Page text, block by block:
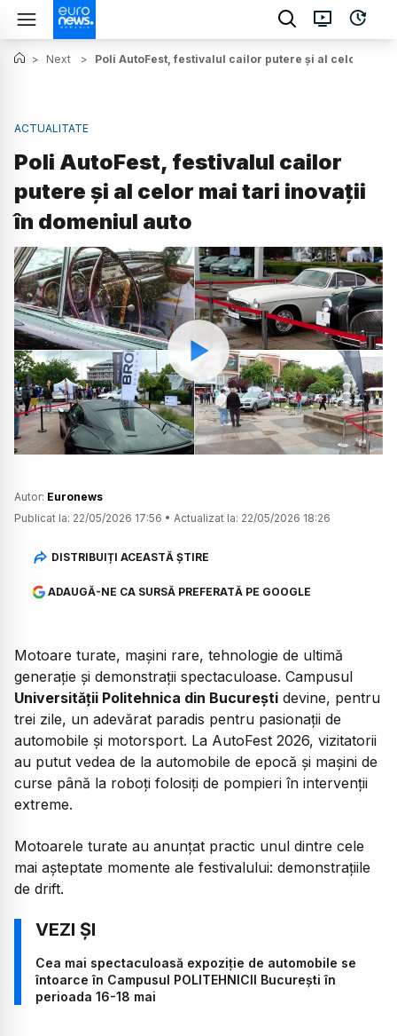
> Next > Poli AutoFest, festivalul cailor putere și al celor mai
ACTUALITATE
Poli AutoFest, festivalul cailor
putere și al celor mai tari inovații
în domeniul auto
Watch
Autor: Euronews
Publicat la: 22/05/2026 17:56 • Actualizat la: 22/05/2026 18:26
DISTRIBUIȚI ACEASTĂ ȘTIRE
ADAUGĂ-NE CA SURSĂ PREFERATĂ PE GOOGLE
Motoare turate, mașini rare, tehnologie de ultimă
generație și demonstrații spectaculoase. Campusul
Universității Politehnica din București devine, pentru
trei zile, un adevărat paradis pentru pasionații de
automobile și motorsport. La AutoFest 2026, vizitatorii
au putut vedea de la automobile de epocă și mașini de
curse până la roboți folosiți de pompieri în intervenții
extreme.
Motoarele turate au anunțat practic unul dintre cele
mai așteptate momente ale festivalului: demonstrațiile
de drift.
Cea mai spectaculoasă expoziție de automobile se
întoarce în Campusul POLITEHNICII București în
perioada 16-18 mai